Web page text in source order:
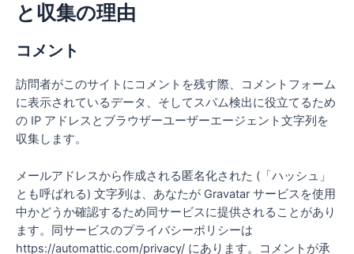
と収集の理由
コメント
訪問者がこのサイトにコメントを残す際、コメントフォーム
に表示されているデータ、そしてスパム検出に役立てるため
の IP アドレスとブラウザーユーザーエージェント文字列を
収集します。
メールアドレスから作成される匿名化された (「ハッシュ」
とも呼ばれる) 文字列は、あなたが Gravatar サービスを使用
中かどうか確認するため同サービスに提供されることがあり
ます。同サービスのプライバシーポリシーは
https://automattic.com/privacy/ にあります。コメントが承